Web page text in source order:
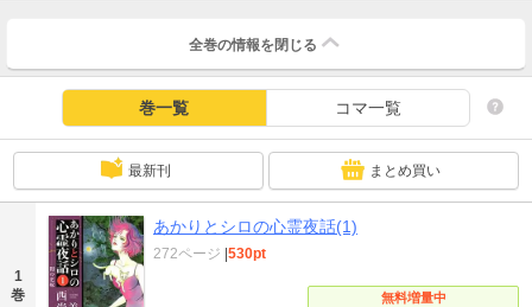
全巻の情報を 閉じる
巻一覧 コマ一覧
最新刊 まとめ買い
1
巻
あかりとシロの心霊夜話(1)
無料増量中
272ページ |530pt